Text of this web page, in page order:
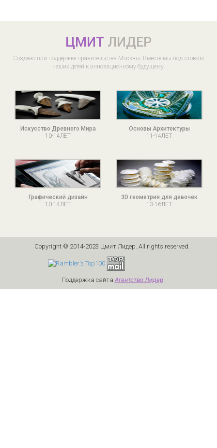
ЦМИТ ЛИДЕР
Создано при поддержке правительства Москвы. Вместе мы подготовим
наших детей к инновационному будущему.
Искусство Древнего Мира
10-14ЛЕТ
Основы Архитектуры
11-14ЛЕТ
Графический дизайн
10-14ЛЕТ
3D геометрия для девочек
13-16ЛЕТ
Copyright © 2014-2023 Цмит Лидер. All rights reserved.
Поддержка сайтаАгентство Лидер